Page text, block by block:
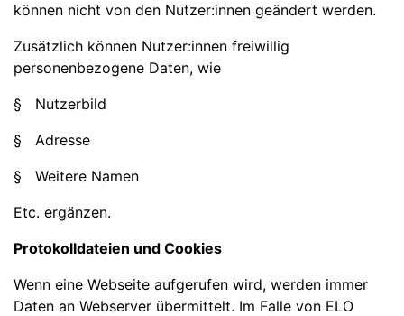
können nicht von den Nutzer:innen geändert werden.
Zusätzlich können Nutzer:innen freiwillig
personenbezogene Daten, wie
§ Nutzerbild
§ Adresse
§ Weitere Namen
Etc. ergänzen.
Protokolldateien und Cookies
Wenn eine Webseite aufgerufen wird, werden immer
Daten an Webserver übermittelt. Im Falle von ELO